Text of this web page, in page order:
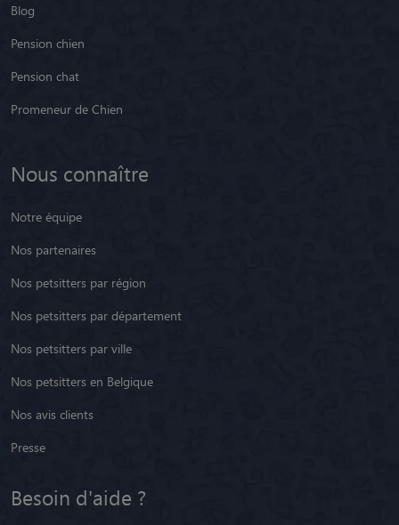
Blog
Pension chien
Pension chat
Promeneur de Chien
Nous connaître
Notre équipe
Nos partenaires
Nos petsitters par région
Nos petsitters par département
Nos petsitters par ville
Nos petsitters en Belgique
Nos avis clients
Presse
Besoin d'aide ?